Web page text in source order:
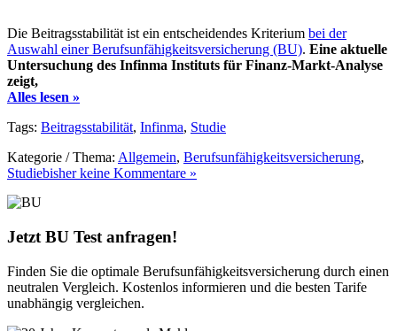
Die Beitragsstabilität ist ein entscheidendes Kriterium bei der
Auswahl einer Berufsunfähigkeitsversicherung (BU). Eine aktuelle
Untersuchung des Infinma Instituts für Finanz-Markt-Analyse
zeigt,
Alles lesen »
Tags: Beitragsstabilität, Infinma, Studie
Kategorie / Thema: Allgemein, Berufsunfähigkeitsversicherung,
Studiebisher keine Kommentare »
Jetzt BU Test anfragen!
Finden Sie die optimale Berufsunfähigkeitsversicherung durch einen
neutralen Vergleich. Kostenlos informieren und die besten Tarife
unabhängig vergleichen.